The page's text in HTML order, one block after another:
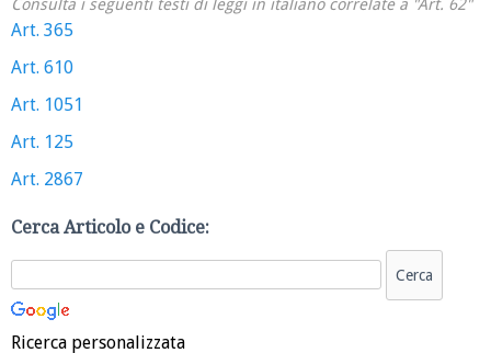
Consulta i seguenti testi di leggi in italiano correlate a "Art. 62"
Art. 365
Art. 610
Art. 1051
Art. 125
Art. 2867
Cerca Articolo e Codice:
Ricerca personalizzata